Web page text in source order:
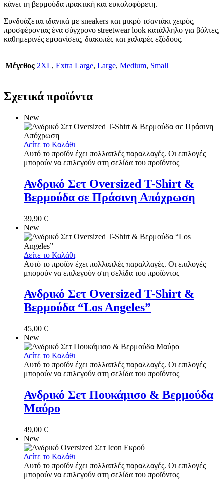
κάνει τη βερμούδα πρακτική και ευκολοφόρετη.
Συνδυάζεται ιδανικά με sneakers και μικρό τσαντάκι χειρός,
προσφέροντας ένα σύγχρονο streetwear look κατάλληλο για βόλτες,
καθημερινές εμφανίσεις, διακοπές και χαλαρές εξόδους.
Μέγεθος 2XL, Extra Large, Large, Medium, Small
Σχετικά προϊόντα
New
Δείτε το Καλάθι
Αυτό το προϊόν έχει πολλαπλές παραλλαγές. Οι επιλογές
μπορούν να επιλεγούν στη σελίδα του προϊόντος
Ανδρικό Σετ Oversized T-Shirt &
Βερμούδα σε Πράσινη Απόχρωση
39,90 €
New
Δείτε το Καλάθι
Αυτό το προϊόν έχει πολλαπλές παραλλαγές. Οι επιλογές
μπορούν να επιλεγούν στη σελίδα του προϊόντος
Ανδρικό Σετ Oversized T-Shirt &
Βερμούδα “Los Angeles”
45,00 €
New
Δείτε το Καλάθι
Αυτό το προϊόν έχει πολλαπλές παραλλαγές. Οι επιλογές
μπορούν να επιλεγούν στη σελίδα του προϊόντος
Ανδρικό Σετ Πουκάμισο & Βερμούδα
Μαύρο
49,00 €
New
Δείτε το Καλάθι
Αυτό το προϊόν έχει πολλαπλές παραλλαγές. Οι επιλογές
μπορούν να επιλεγούν στη σελίδα του προϊόντος